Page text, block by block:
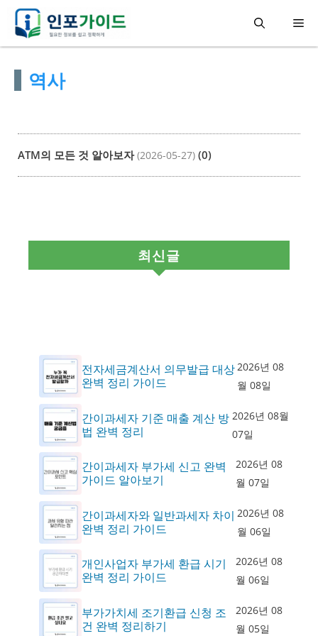
메
역사
ATM의 모든 것 알아보자 (2026-05-27) (0)
최신글
전자세금계산서 의무발급 대상
완벽 정리 가이드
2026년 08
월 08일
간이과세자 기준 매출 계산 방
법 완벽 정리
2026년 08월
07일
간이과세자 부가세 신고 완벽
가이드 알아보기
2026년 08
월 07일
간이과세자와 일반과세자 차이
완벽 정리 가이드
2026년 08
월 06일
개인사업자 부가세 환급 시기
완벽 정리 가이드
2026년 08
월 06일
부가가치세 조기환급 신청 조
건 완벽 정리하기
2026년 08
월 05일